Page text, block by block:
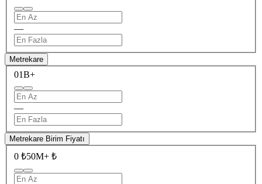
—
Metrekare
01B+
—
Metrekare Birim Fiyatı
0 ₺50M+ ₺